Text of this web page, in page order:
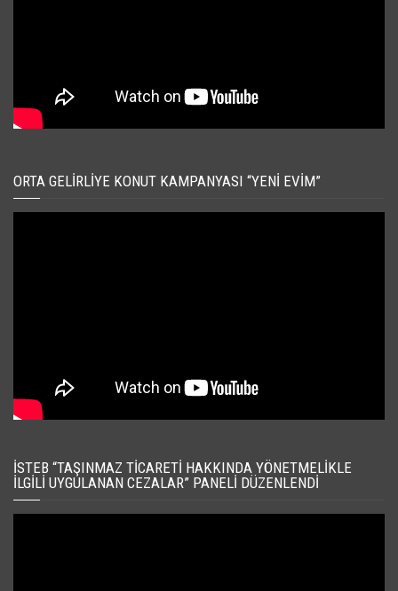
ORTA GELIRLIYE KONUT KAMPANYASI “YENI EVIM”
İSTEB “TAŞINMAZ TICARETI HAKKINDA YÖNETMELIKLE
İLGILI UYGULANAN CEZALAR” PANELI DÜZENLENDI